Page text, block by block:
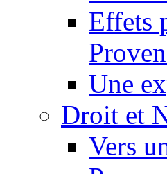
Effets
Une
Droit et
Vers